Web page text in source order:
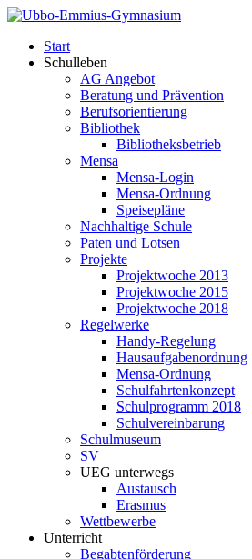
Start
Schulleben
AG Angebot
Beratung und Prävention
Berufsorientierung
Bibliothek
Bibliotheksbetrieb
Mensa
Mensa-Login
Mensa-Ordnung
Speisepläne
Nachhaltige Schule
Paten und Lotsen
Projekte
Projektwoche 2013
Projektwoche 2015
Projektwoche 2018
Regelwerke
Handy-Regelung
Hausaufgabenordnung
Mensa-Ordnung
Schulfahrtenkonzept
Schulprogramm 2018
Schulvereinbarung
Schulmuseum
SV
UEG unterwegs
Austausch
Erasmus
Wettbewerbe
Unterricht
Begabtenförderung